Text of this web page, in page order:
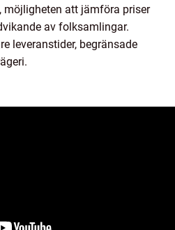
möjligheten att jämföra priser
av folksamlingar.
leveranstider, begränsade